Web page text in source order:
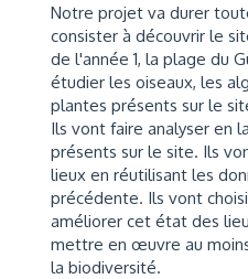
Notre projet va durer
consister à découvrir le
de l'année 1, la plage du
étudier les oiseaux, les
plantes présents sur le
Ils vont faire analyser en
présents sur le site. Ils
lieux en réutilisant les
précédente. Ils vont
améliorer cet état des
mettre en œuvre au
la biodiversité.